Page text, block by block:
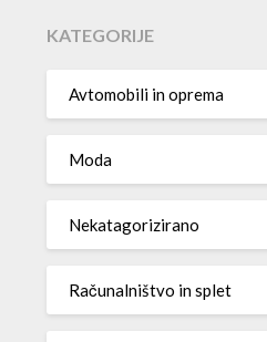
KATEGORIJE
Avtomobili in oprema
Moda
Nekatagorizirano
Računalništvo in splet